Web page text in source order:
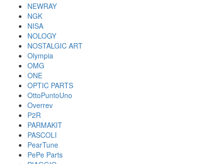
NEWRAY
NGK
NISA
NOLOGY
NOSTALGIC ART
Olympia
OMG
ONE
OPTIC PARTS
OttoPuntoUno
Overrev
P2R
PARMAKIT
PASCOLI
PearTune
PePe Parts